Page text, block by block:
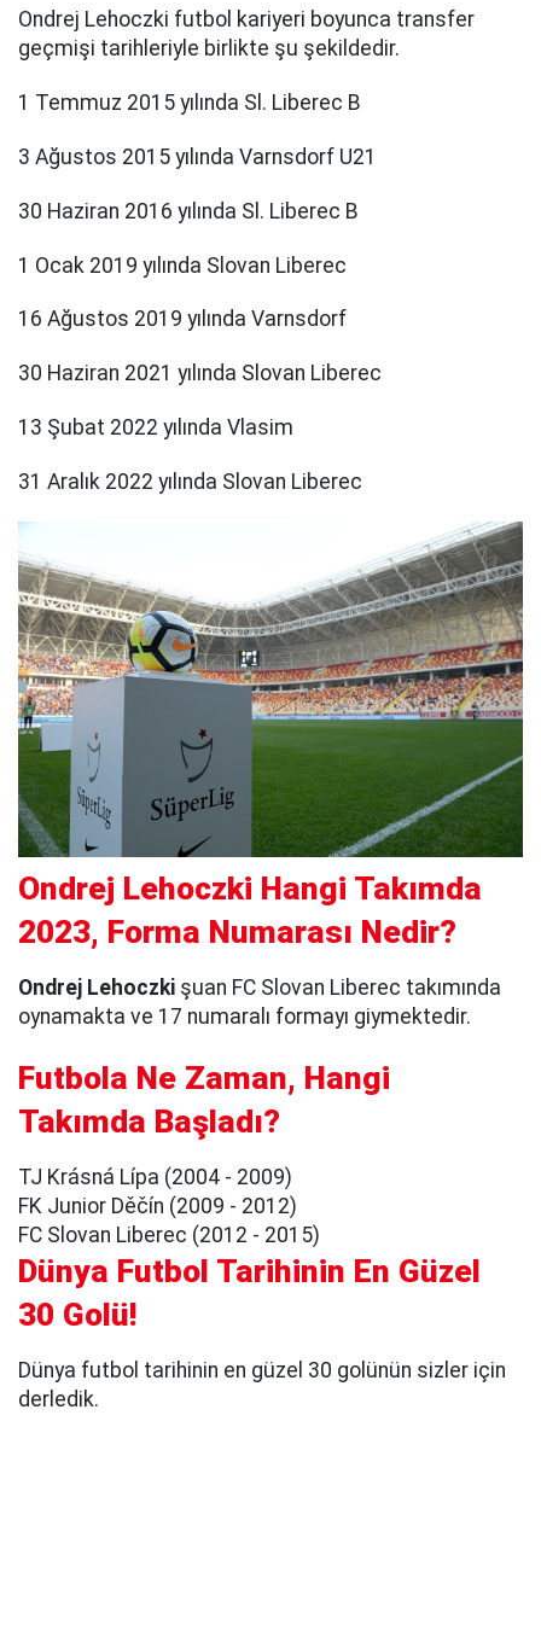
Ondrej Lehoczki futbol kariyeri boyunca transfer
geçmişi tarihleriyle birlikte şu şekildedir.
1 Temmuz 2015 yılında Sl. Liberec B
3 Ağustos 2015 yılında Varnsdorf U21
30 Haziran 2016 yılında Sl. Liberec B
1 Ocak 2019 yılında Slovan Liberec
16 Ağustos 2019 yılında Varnsdorf
30 Haziran 2021 yılında Slovan Liberec
13 Şubat 2022 yılında Vlasim
31 Aralık 2022 yılında Slovan Liberec
Ondrej Lehoczki Hangi Takımda
2023, Forma Numarası Nedir?
Ondrej Lehoczki şuan FC Slovan Liberec takımında
oynamakta ve 17 numaralı formayı giymektedir.
Futbola Ne Zaman, Hangi
Takımda Başladı?
TJ Krásná Lípa (2004 - 2009)
FK Junior Děčín (2009 - 2012)
FC Slovan Liberec (2012 - 2015)
Dünya Futbol Tarihinin En Güzel
30 Golü!
Dünya futbol tarihinin en güzel 30 golünün sizler için
derledik.